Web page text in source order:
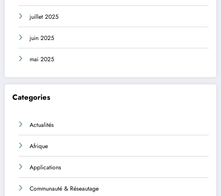
juillet 2025
juin 2025
mai 2025
Categories
Actualités
Afrique
Applications
Communauté & Réseautage